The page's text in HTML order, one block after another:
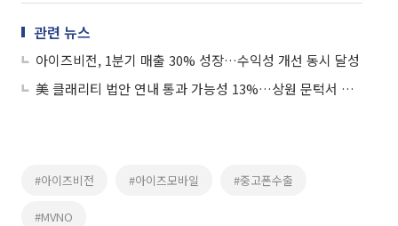
관련 뉴스
아이즈비전, 1분기 매출 30% 성장…수익성 개선 동시 달성
美 클래리티 법안 연내 통과 가능성 13%…상원 문턱서 제동
#아이즈비전 #아이즈모바일 #중고폰수출
#MVNO